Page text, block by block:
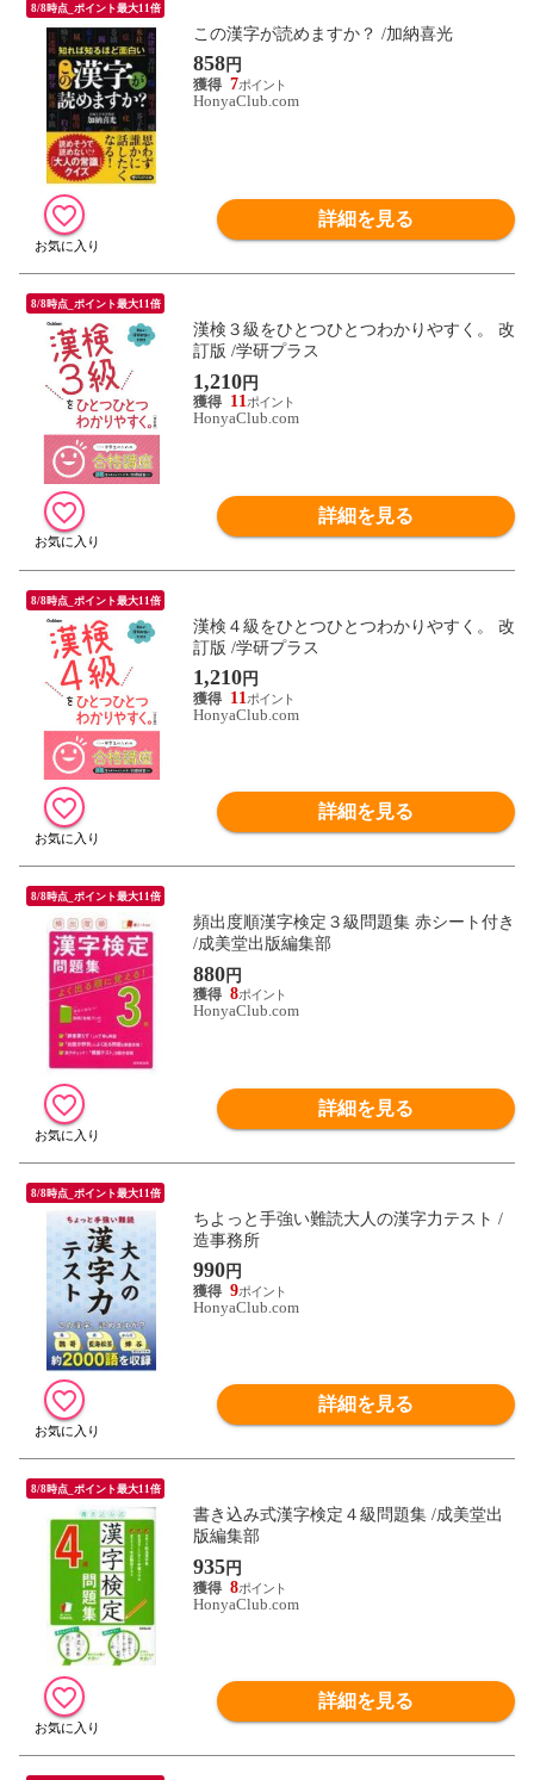
8/8時点_ポイント最大11倍
この漢字が読めますか？ /加納喜光
858円
7
HonyaClub.com
詳細を見る
8/8時点_ポイント最大11倍
漢検３級をひとつひとつわかりやすく。 改
訂版 /学研プラス
1,210円
11
HonyaClub.com
詳細を見る
8/8時点_ポイント最大11倍
漢検４級をひとつひとつわかりやすく。 改
訂版 /学研プラス
1,210円
11
HonyaClub.com
詳細を見る
8/8時点_ポイント最大11倍
頻出度順漢字検定３級問題集 赤シート付き
/成美堂出版編集部
880円
8
HonyaClub.com
詳細を見る
8/8時点_ポイント最大11倍
ちよっと手強い難読大人の漢字力テスト /
造事務所
990円
9
HonyaClub.com
詳細を見る
8/8時点_ポイント最大11倍
書き込み式漢字検定４級問題集 /成美堂出
版編集部
935円
8
HonyaClub.com
詳細を見る